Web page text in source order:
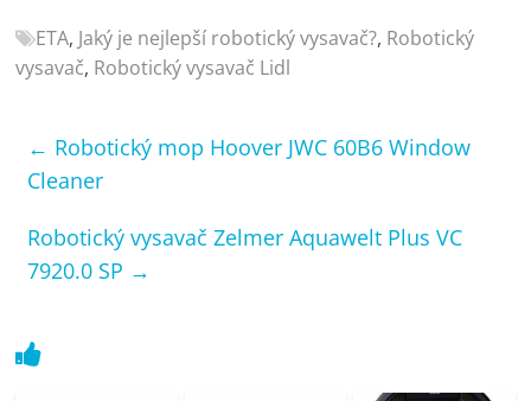
ETA, Jaký je nejlepší robotický vysavač?, Robotický
vysavač, Robotický vysavač Lidl
← Robotický mop Hoover JWC 60B6 Window
Cleaner
Robotický vysavač Zelmer Aquawelt Plus VC
7920.0 SP →